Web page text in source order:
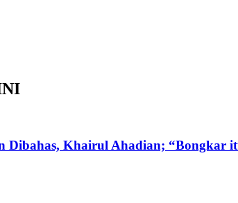
Dibahas, Khairul Ahadian; “Bongkar